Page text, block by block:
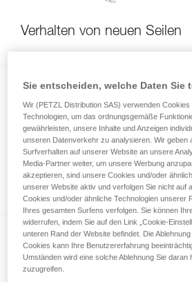
Verhalten von neuen Seilen
Veränderung der Länge des
Gebrauch
Sie entscheiden, welche Daten Sie
Wir (PETZL Distribution SAS) verwenden
Technologien, um das ordnungsgemäße
gewährleisten, unsere Inhalte und Anzeigen
unseren Datenverkehr zu analysieren. Wir geben
Surfverhalten auf unserer Website an unsere
Media-Partner weiter, um unsere Werbung
akzeptieren, sind unsere Cookies und/oder
unserer Website aktiv und verfolgen Sie nicht auf
Cookies und/oder ähnliche Technologien unserer
Ihres gesamten Surfens verfolgen. Sie können
widerrufen, indem Sie auf den Link „Cookie-
unteren Rand der Website befindet. Die
Cookies kann Ihre Benutzererfahrung
Umständen wird eine solche Ablehnung Sie daran
zuzugreifen.